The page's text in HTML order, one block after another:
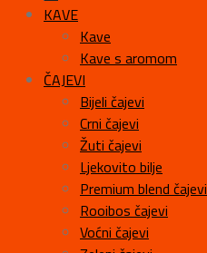
KAVE
Kave
Kave s aromom
ČAJEVI
Bijeli čajevi
Crni čajevi
Žuti čajevi
Ljekovito bilje
Premium blend čajevi
Rooibos čajevi
Voćni čajevi